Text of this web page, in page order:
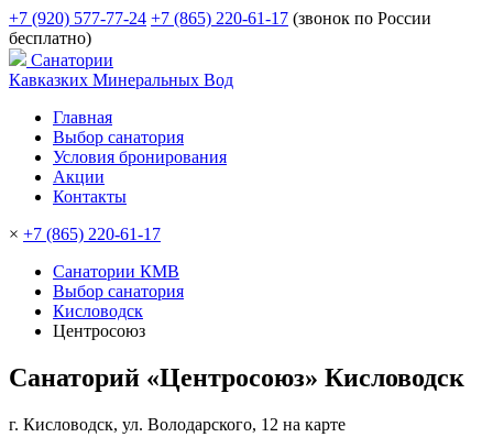
+7 (920) 577-77-24 +7 (865) 220-61-17 (звонок по России
бесплатно)
Санатории
Кавказких Минеральных Вод
Главная
Выбор санатория
Условия бронирования
Акции
Контакты
× +7 (865) 220-61-17
Санатории КМВ
Выбор санатория
Кисловодск
Центросоюз
Санаторий «Центросоюз» Кисловодск
г. Кисловодск, ул. Володарского, 12 на карте